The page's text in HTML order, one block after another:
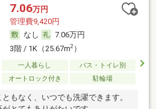
7.06万円
管理費9,420円
なし
7.06万円
3階 / 1K（25.67m2）
一人暮らし
バス・トイレ別
オートロック付き 駐輪場
もなく、いつでも洗濯できます。